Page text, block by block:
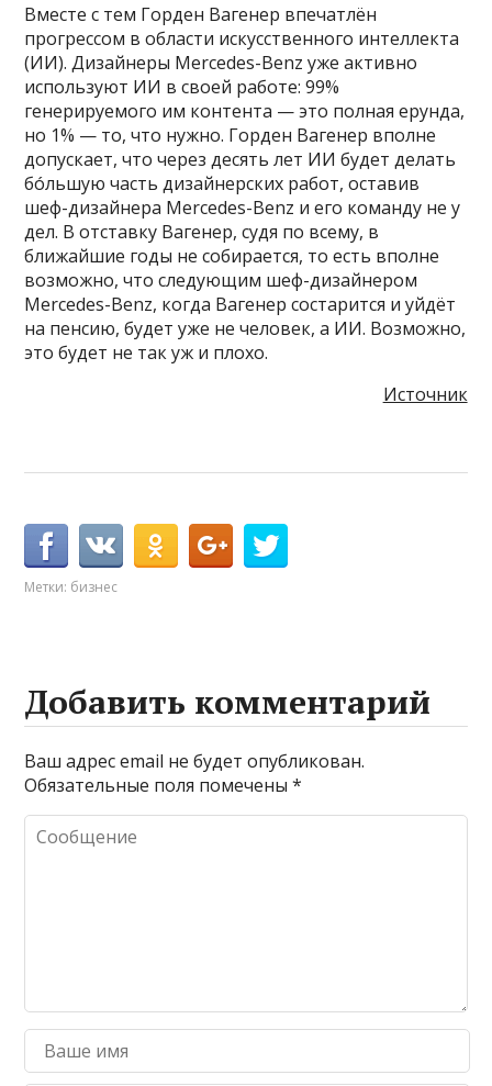
Вместе с тем Горден Вагенер впечатлён
прогрессом в области искусственного интеллекта
(ИИ). Дизайнеры Mercedes-Benz уже активно
используют ИИ в своей работе: 99%
генерируемого им контента — это полная ерунда,
но 1% — то, что нужно. Горден Вагенер вполне
допускает, что через десять лет ИИ будет делать
бóльшую часть дизайнерских работ, оставив
шеф-дизайнера Mercedes-Benz и его команду не у
дел. В отставку Вагенер, судя по всему, в
ближайшие годы не собирается, то есть вполне
возможно, что следующим шеф-дизайнером
Mercedes-Benz, когда Вагенер состарится и уйдёт
на пенсию, будет уже не человек, а ИИ. Возможно,
это будет не так уж и плохо.
Источник
Метки: бизнес
Добавить комментарий
Ваш адрес email не будет опубликован.
Обязательные поля помечены*